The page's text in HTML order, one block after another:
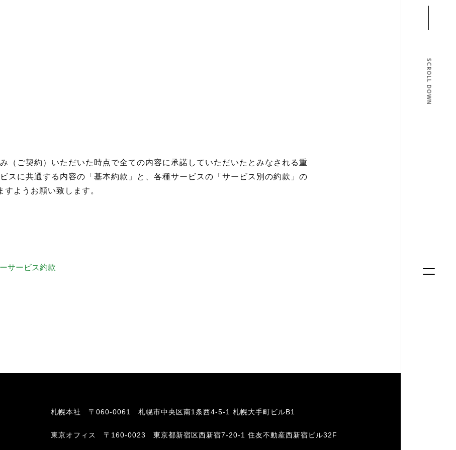
SCROLL DOWN
STAFF BLOG
（ご契約）いただいた時点で全ての内容に承諾していただいたとみなされる重
スに共通する内容の「基本約款」と、各種サービスの「サービス別の約款」の
ようお願い致します。
サービス約款
札幌本社 〒060-0061 札幌市中央区南1条西4-5-1 札幌大手町ビルB1
東京オフィス 〒160-0023 東京都新宿区西新宿7-20-1 住友不動産西新宿ビル32F